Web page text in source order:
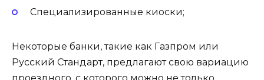
Специализированные киоски;
Некоторые банки, такие как Газпром или
Русский Стандарт, предлагают свою вариацию
проездного, с которого можно не только